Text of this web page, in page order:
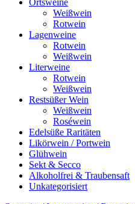
Ortsweine
Weißwein
Rotwein
Lagenweine
Rotwein
Weißwein
Literweine
Rotwein
Weißwein
Restsüßer Wein
Weißwein
Roséwein
Edelsüße Raritäten
Likörwein / Portwein
Glühwein
Sekt & Secco
Alkoholfrei & Traubensaft
Unkategorisiert